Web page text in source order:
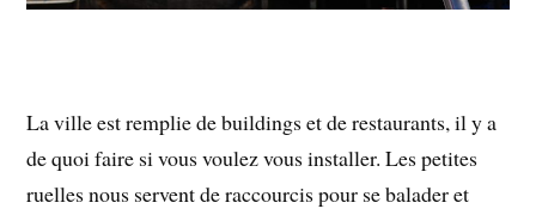
La ville est remplie de buildings et de restaurants, il y a
de quoi faire si vous voulez vous installer. Les petites
ruelles nous servent de raccourcis pour se balader et